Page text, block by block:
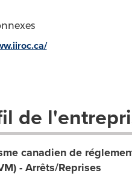
de
canadien de
- Arrêts/Reprises